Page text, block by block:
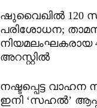
ഷുവൈഖിൽ 120
പരിശോധന;
നിയമലംഘകരായ
അറസ്റ്റിൽ
നഷ്ടപ്പെട്ട വാഹന
ഇനി ‘സഹൽ’